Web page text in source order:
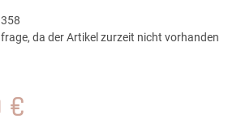
da der Artikel zurzeit nicht vorhanden
€